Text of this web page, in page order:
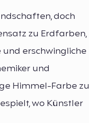
doch
zu Erdfarben,
erschwingliche
und
Himmel-Farbe zu
wo Künstler